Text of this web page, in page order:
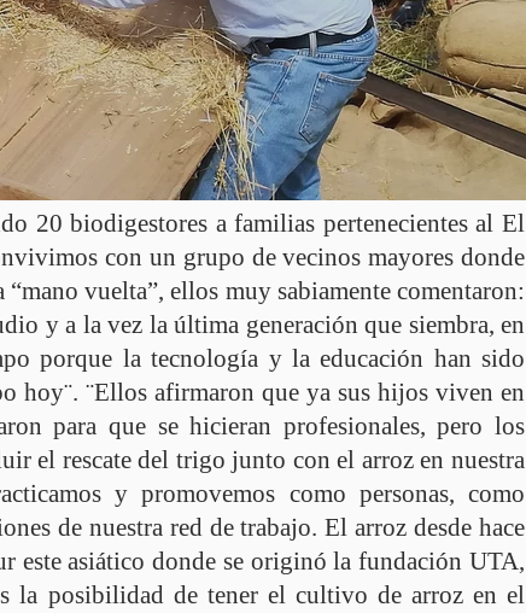
20 biodigestores a familias pertenecientes al El
con un grupo de vecinos mayores donde
vuelta”, ellos muy sabiamente comentaron:
y a la vez la última generación que siembra, en
porque la tecnología y la educación han sido
hoy¨. ¨Ellos afirmaron que ya sus hijos viven en
para que se hicieran profesionales, pero los
el rescate del trigo junto con el arroz en nuestra
y promovemos como personas, como
de nuestra red de trabajo. El arroz desde hace
este asiático donde se originó la fundación UTA,
la posibilidad de tener el cultivo de arroz en el